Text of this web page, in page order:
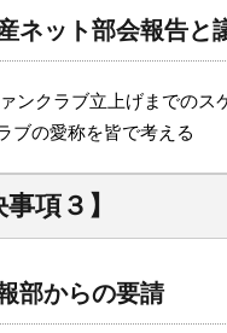
ネット部会報告と
ンクラブ立上げまでのス
ブの愛称を皆で考える
事項３】
部からの要請